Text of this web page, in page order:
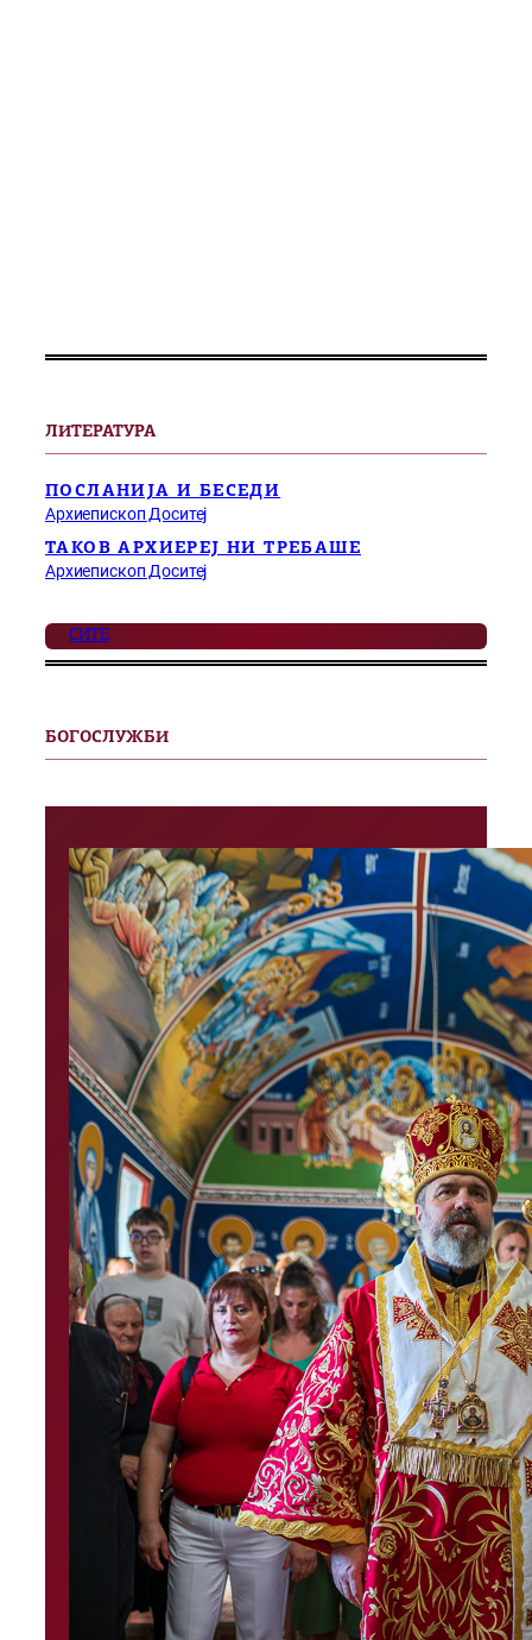
ЛИТЕРАТУРА
ПОСЛАНИЈА И БЕСЕДИ
Архиепископ Доситеј
ТАКОВ АРХИЕРЕЈ НИ ТРЕБАШЕ
Архиепископ Доситеј
СИТЕ
БОГОСЛУЖБИ